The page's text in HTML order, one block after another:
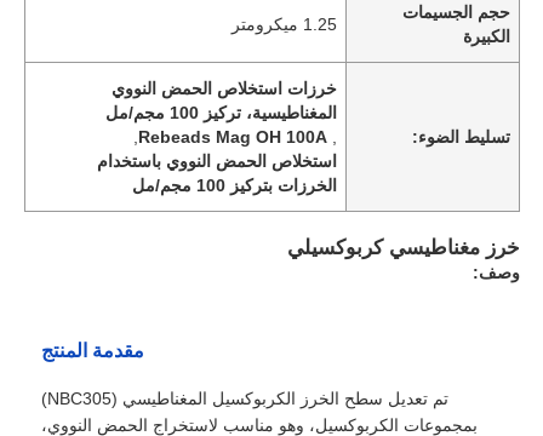
حجم الجسيمات
الكبيرة
1.25 ميكرومتر
تسليط الضوء:
خرزات استخلاص الحمض النووي
المغناطيسية، تركيز 100 مجم/مل
,
Rebeads Mag OH 100A
استخلاص الحمض النووي باستخدام
الخرزات بتركيز 100 مجم/مل
خرز مغناطيسي كربوكسيلي
وصف:
مقدمة المنتج
تم تعديل سطح الخرز الكربوكسيل المغناطيسي (NBC305)
بمجموعات الكربوكسيل، وهو مناسب لاستخراج الحمض النووي،